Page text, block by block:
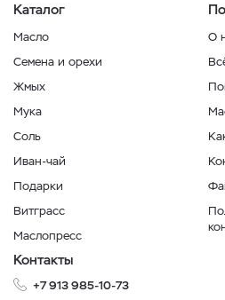
Каталог
Масло
Семена и орехи
Жмых
Мука
Соль
Иван-чай
Подарки
Витграсс
Маслопресс
О
Контакты
+7 913 985-10-73